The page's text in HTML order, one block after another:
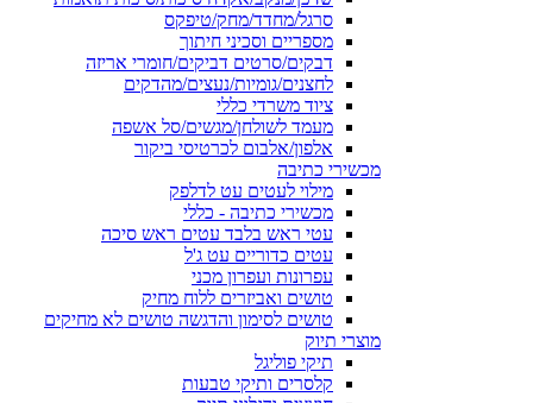
סרגל/מחדד/מחק/טיפקס
מספריים וסכיני חיתוך
דבקים/סרטים דביקים/חומרי אריזה
לחצנים/גומיות/נעצים/מהדקים
ציוד משרדי כללי
מעמד לשולחן/מגשים/סל אשפה
אלפון/אלבום לכרטיסי ביקור
מכשירי כתיבה
מילוי לעטים עט לדלפק
מכשירי כתיבה - כללי
עטי ראש בלבד עטים ראש סיכה
עטים כדוריים עט ג'ל
עפרונות ועפרון מכני
טושים ואביזרים ללוח מחיק
טושים לסימון והדגשה טושים לא מחיקים
מוצרי תיוק
תיקי פוליגל
קלסרים ותיקי טבעות